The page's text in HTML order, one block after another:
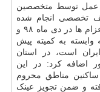
عمل توسط متخصصین
تخصصی انجام شده
است. وی اظهار داشت: در یکی از آخرین اعزام ها در دی ماه ۹۸ و
وابسته به کمیته پیش
است، در استان
اضافه کرد: در این
روز تعداد ۸۰۰ نفر از ساکنین مناطق محروم
و ضمن تجویز عینک